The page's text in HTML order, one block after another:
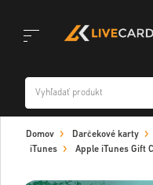
navigation
Domov Darčekové karty
iTunes
Apple iTunes Gift